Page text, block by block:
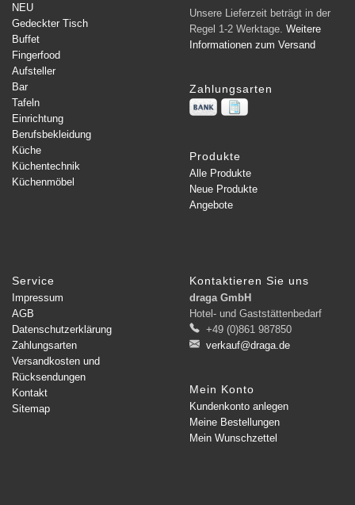
NEU
Gedeckter Tisch
Buffet
Fingerfood
Aufsteller
Bar
Tafeln
Einrichtung
Berufsbekleidung
Küche
Küchentechnik
Küchenmöbel
Unsere Lieferzeit beträgt in der
Regel 1-2 Werktage. Weitere
Informationen zum Versand
Zahlungsarten
Produkte
Alle Produkte
Neue Produkte
Angebote
Service
Impressum
AGB
Datenschutzerklärung
Zahlungsarten
Versandkosten und
Rücksendungen
Kontakt
Sitemap
Kontaktieren Sie uns
draga GmbH
Hotel- und Gaststättenbedarf
+49 (0)861 987850
verkauf@draga.de
Mein Konto
Kundenkonto anlegen
Meine Bestellungen
Mein Wunschzettel